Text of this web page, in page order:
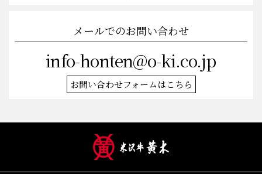
メールでのお問い合わせ
info-honten@o-ki.co.jp
お問い合わせフォームはこちら